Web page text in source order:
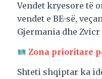
Vendet kryesore të
vendet e BE-së,
Gjermania dhe Zvicr
Zona prioritare
Shteti shqiptar ka